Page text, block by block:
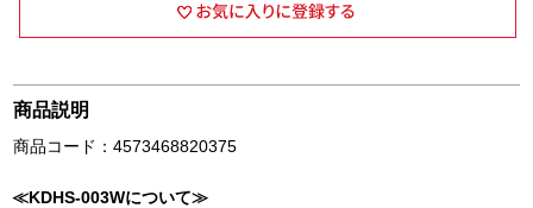
商品説明
商品コード：4573468820375
≪KDHS-003Wについて≫